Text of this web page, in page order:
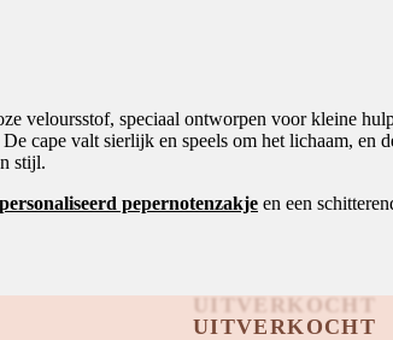
veloursstof, speciaal ontworpen voor kleine
cape valt sierlijk en speels om het lichaam,
stijl.
pepernotenzakje en een